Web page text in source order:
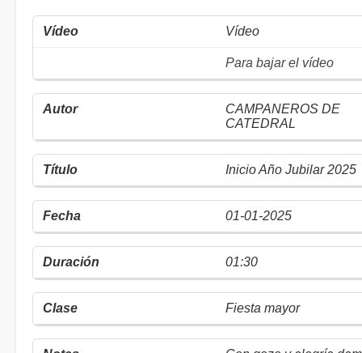
Vídeo
Para bajar el vídeo
CAMPANEROS DE
CATEDRAL
Inicio Año Jubilar 2025
01-01-2025
01:30
Fiesta mayor